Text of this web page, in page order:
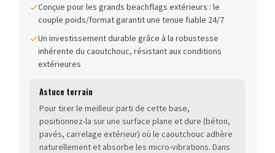
Conçue pour les grands beachflags extérieurs : le
couple poids/format garantit une tenue fiable 24/7
Un investissement durable grâce à la robustesse
inhérente du caoutchouc, résistant aux conditions
extérieures
Astuce terrain
Pour tirer le meilleur parti de cette base,
positionnez-la sur une surface plane et dure (béton,
pavés, carrelage extérieur) où le caoutchouc adhère
naturellement et absorbe les micro-vibrations. Dans